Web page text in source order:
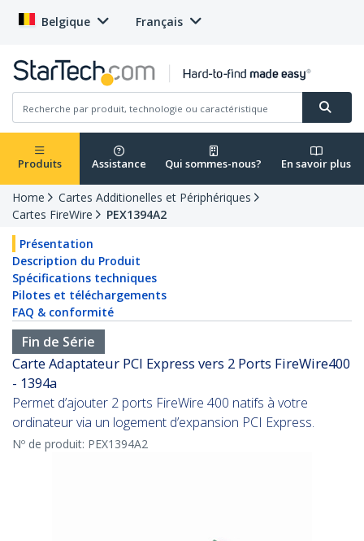
Belgique Français
Produits Assistance Qui sommes-nous? En savoir plus
Home
Cartes Additionelles et Périphériques
Cartes FireWire
PEX1394A2
Présentation
Description du Produit
Spécifications techniques
Pilotes et téléchargements
FAQ & conformité
Fin de Série
Carte Adaptateur PCI Express vers 2 Ports FireWire400
- 1394a
Permet d’ajouter 2 ports FireWire 400 natifs à votre
ordinateur via un logement d’expansion PCI Express.
Nº de produit: PEX1394A2